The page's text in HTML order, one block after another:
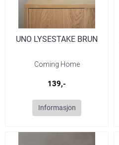
UNO LYSESTAKE BRUN
Coming Home
139,-
Informasjon